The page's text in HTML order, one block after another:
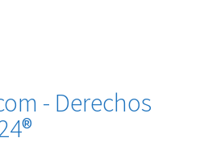
- Derechos